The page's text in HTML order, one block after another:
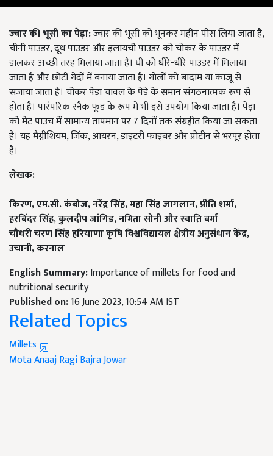
ज्वार की भूसी का पेड़ा:ज्वार की भूसी को भूनकर महीन पीस लिया जाता है,
चीनी पाउडर, दूध पाउडर और इलायची पाउडर को चोकर के पाउडर में
डालकर अच्छी तरह मिलाया जाता है। घी को धीरे-धीरे पाउडर में मिलाया
जाता है और छोटी गेंदों में बनाया जाता है। गोलों को बादाम या काजू से
सजाया जाता है। चोकर पेड़ा चावल के पेड़े के समान संगठनात्मक रूप से
होता है। पारंपरिक स्नैक फूड के रूप में भी इसे उपयोग किया जाता है। पेड़ा
को मेट पाउच में सामान्य तापमान पर 7 दिनों तक संग्रहीत किया जा सकता
है। यह मैग्नीशियम, जिंक, आयरन, डाइटरी फाइबर और प्रोटीन से भरपूर होता
है।
लेखक:
किरण, एम.सी. कंबोज, नरेंद्र सिंह, महा सिंह जागलान, प्रीति शर्मा,
हरबिंदर सिंह, कुलदीप जांगिड, नमिता सोनी और स्वाति वर्मा
चौधरी चरण सिंह हरियाणा कृषि विश्वविद्यायल क्षेत्रीय अनुसंधान केंद्र,
उचानी, करनाल
English Summary:Importance of millets for food and
nutritional security
Published on:16 June 2023, 10:54 AM IST
Related Topics
Millets
Mota AnaajRagiBajraJowar